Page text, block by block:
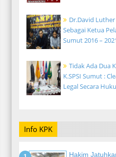
Dr.David Luther
Sebagai Ketua
Sumut 2016 –
Tidak Ada Dua
K.SPSI Sumut :
Legal Secara
Info KPK
Hakim